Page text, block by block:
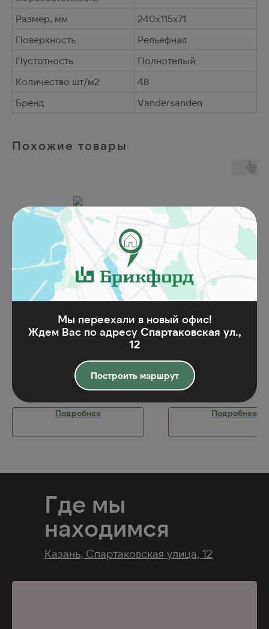
Размер, мм
240x115x71
Поверхность
Рельефная
Пустотность
Полнотелый
Количество шт/м2
48
Бренд
Vandersanden
Похожие товары
Подробнее Подробнее
Где мы
находимся
Казань, Спартаковская улица, 12
Мы переехали в новый офис!
Ждем Вас по адресу Спартаковская ул.,
12
Построить маршрут